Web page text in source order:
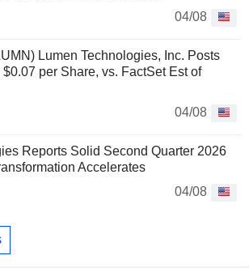
04/08
Lumen Technologies, Inc. Posts
per Share, vs. FactSet Est of
04/08
Reports Solid Second Quarter 2026
Accelerates
04/08